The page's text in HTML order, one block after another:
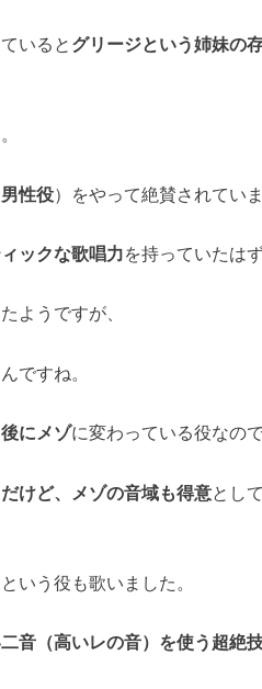
いると グリージという姉妹の
。
性役）をやって絶賛されていま
ックな歌唱力を持っていたはず
ようですが、
ですね。
にメゾに変わっている役なので
けど、メゾの音域も得意とし
という役も歌いました。
音（高いレの音）を使う超絶